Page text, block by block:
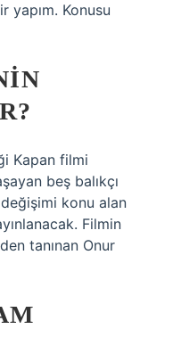
yapım. Konusu
Kapan filmi
beş balıkçı
konu alan
Filmin
tanınan Onur